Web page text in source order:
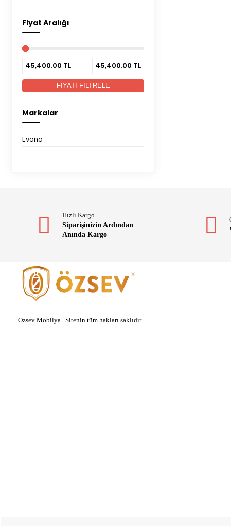
Fiyat Aralığı
45,400.00 TL 45,400.00 TL
FİYATI FİLTRELE
Markalar
Evona
Hızlı Kargo
Siparişinizin Ardından
Anında Kargo
Özsev Mobilya | Sitenin tüm hakları saklıdır.